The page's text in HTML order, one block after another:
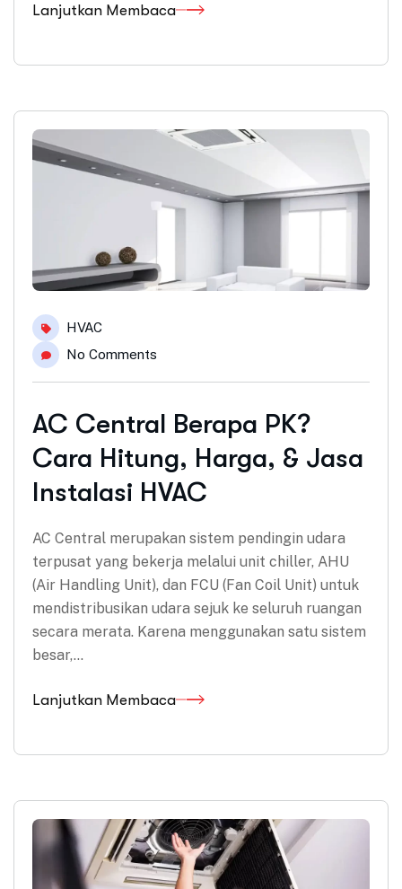
Lanjutkan Membaca
HVAC
No Comments
AC Central Berapa PK?
Cara Hitung, Harga, & Jasa
Instalasi HVAC
AC Central merupakan sistem pendingin udara
terpusat yang bekerja melalui unit chiller, AHU
(Air Handling Unit), dan FCU (Fan Coil Unit) untuk
mendistribusikan udara sejuk ke seluruh ruangan
secara merata. Karena menggunakan satu sistem
besar,…
Lanjutkan Membaca